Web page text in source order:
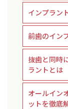
インプラン
前歯のイン
抜歯と同時
ラントとは
オールイン
ットを徹底